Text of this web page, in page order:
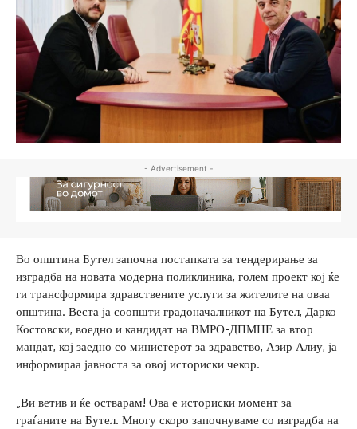
- Advertisement -
Во општина Бутел започна постапката за тендерирање за
изградба на новата модерна поликлиника, голем проект кој ќе
ги трансформира здравствените услуги за жителите на оваа
општина. Веста ја соопшти градоначалникот на Бутел, Дарко
Костовски, воедно и кандидат на ВМРО-ДПМНЕ за втор
мандат, кој заедно со министерот за здравство, Азир Алиу, ја
информираа јавноста за овој историски чекор.
„Ви ветив и ќе остварам! Ова е историски момент за
граѓаните на Бутел. Многу скоро започнуваме со изградба на